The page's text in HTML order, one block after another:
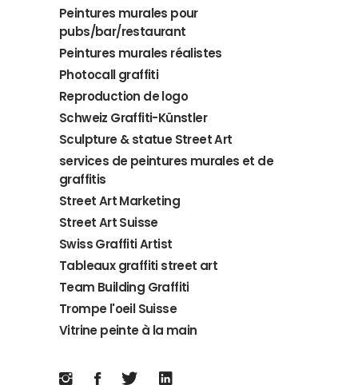
Peintures murales pour
pubs/bar/restaurant
Peintures murales réalistes
Photocall graffiti
Reproduction de logo
Schweiz Graffiti-Künstler
Sculpture & statue Street Art
services de peintures murales et de
graffitis
Street Art Marketing
Street Art Suisse
Swiss Graffiti Artist
Tableaux graffiti street art
Team Building Graffiti
Trompe l'oeil Suisse
Vitrine peinte à la main